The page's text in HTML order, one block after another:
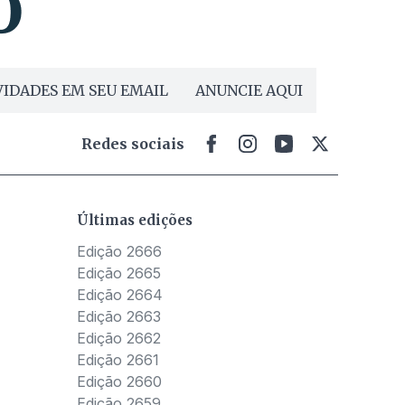
EM SEU EMAIL ANUNCIE AQUI
Redes sociais
Últimas edições
Edição 2666
Edição 2665
Edição 2664
Edição 2663
Edição 2662
Edição 2661
Edição 2660